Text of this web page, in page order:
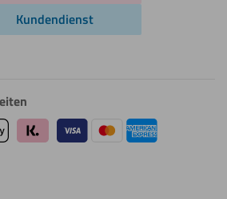
Kundendienst